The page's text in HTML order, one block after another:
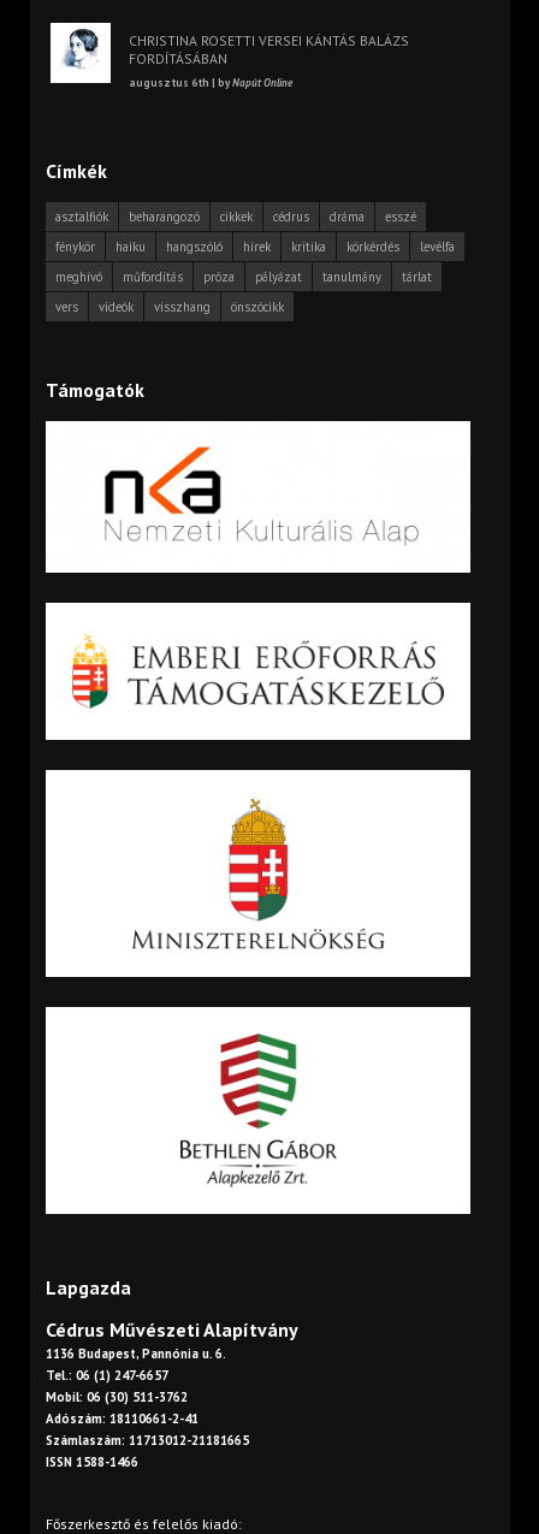
CHRISTINA ROSETTI VERSEI KÁNTÁS BALÁZS
FORDÍTÁSÁBAN
augusztus 6th | byNapút Online
Címkék
asztalfiók beharangozó cikkek cédrus dráma
esszé
fénykör
haiku hangszóló hírek kritika körkérdés
levélfa
meghívó
műfordítás próza pályázat tanulmány
tárlat
vers
videók visszhang önszócikk
Támogatók
Lapgazda
Cédrus Művészeti Alapítvány
1136 Budapest, Pannónia u. 6.
Tel.: 06 (1) 247-6657
Mobil: 06 (30) 511-3762
Adószám: 18110661-2-41
Számlaszám: 11713012-21181665
ISSN 1588-1466
Főszerkesztő és felelős kiadó: